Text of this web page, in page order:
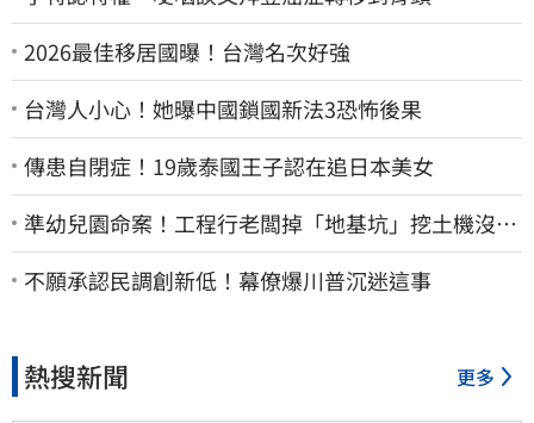
2026最佳移居國曝！台灣名次好強
台灣人小心！她曝中國鎖國新法3恐怖後果
傳患自閉症！19歲泰國王子認在追日本美女
準幼兒園命案！工程行老闆掉「地基坑」挖土機沒看
到…下土石活埋他
不願承認民調創新低！幕僚爆川普沉迷這事
熱搜新聞 更多